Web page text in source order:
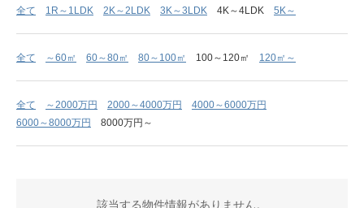
全て 1R～1LDK 2K～2LDK 3K～3LDK 4K～4LDK 5K～
全て ～60㎡ 60～80㎡ 80～100㎡ 100～120㎡ 120㎡～
全て ～2000万円 2000～4000万円
4000～6000万円
6000～8000万円
8000万円～
該当する物件情報がありません。